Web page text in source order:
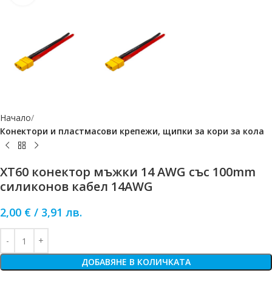
Начало
Конектори и пластмасови крепежи, щипки за кори за кола
XT60 конектор мъжки 14 AWG със 100mm
силиконов кабел 14AWG
2,00 € / 3,91 лв.
ДОБАВЯНЕ В КОЛИЧКАТА